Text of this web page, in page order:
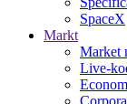
SpaceX
Markt
Market
Live-